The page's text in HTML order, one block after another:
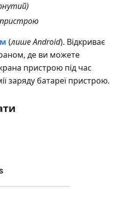
(лише Android). Відкриває
де ви можете
пристрою під час
заряду батареї пристрою.